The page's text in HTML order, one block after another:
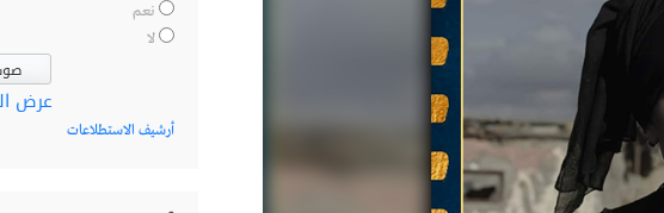
نعم
لا
عرض
أرشيف الاستطلاعات